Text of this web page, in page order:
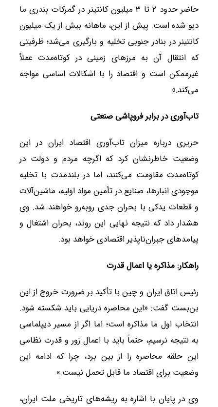
حاضر حدود ۲ تا ۳ میلیون کانتینر در گمرکات بندری ما
دپو شده است. پیش از این، ماهانه بیش از یک میلیون
کانتینر در بنادر جنوبی تخلیه و بارگیری می‌شد؛ ظرفیتی
که انتقال آن به مرزهای زمینی در کوتاه‌مدت عملاً
غیرممکن است و اقتصاد را با اشکالات اساسی مواجه
می‌کند.»
تاب‌آوری در برابر فروپاشی صنعتی
حریری درباره میزان تاب‌آوری اقتصاد ایران در این
وضعیت خاطرنشان کرد که اگرچه مردم و دولت در
کوتاه‌مدت مقاومت می‌کنند، اما در بلندمدت با تخلیه
موجودی انبارها، صنایع در تأمین مواد اولیه، ماشین‌آلات
و قطعات یدکی با بحران جدی روبه‌رو خواهند شد. وی
هشدار داد که نتیجه نهایی این روند، بحران اشتغال و
پیامدهای جبران‌ناپذیر اقتصادی خواهد بود.
راهکار: مذاکره یا اعمال قدرت
رئیس اتاق ایران و چین با تأکید بر ضرورت خروج از این
بن‌بست گفت: «این محاصره دریایی باید شکسته شود.
انتخاب اول ما مذاکره است؛ اما اگر از مسیر دیپلماسی
به نتیجه نرسیم، حتماً باید با اعمال زور و قدرت نظامی
این حلقه محاصره را از بین برد، چرا که ادامه این
وضعیت برای اقتصاد ما قابل تحمل نیست.»
وی در پایان با اشاره به ریشه‌های تاریخی ملت ایران،